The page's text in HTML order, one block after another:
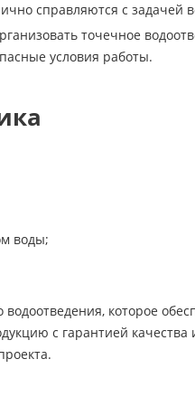
справляются с задачей
точечное
условия работы.
воды;
которое
с гарантией качества